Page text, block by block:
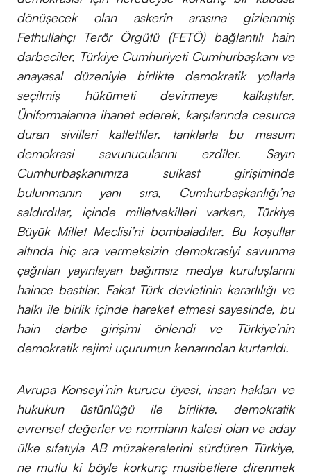
dönüşecek olan askerin arasına gizlenmiş
Fethullahçı Terör Örgütü (FETÖ) bağlantılı hain
darbeciler, Türkiye Cumhuriyeti Cumhurbaşkanı ve
anayasal düzeniyle birlikte demokratik yollarla
seçilmiş hükümeti devirmeye kalkıştılar.
Üniformalarına ihanet ederek, karşılarında cesurca
duran sivilleri katlettiler, tanklarla bu masum
demokrasi savunucularını ezdiler. Sayın
Cumhurbaşkanımıza suikast girişiminde
bulunmanın yanı sıra, Cumhurbaşkanlığı’na
saldırdılar, içinde milletvekilleri varken, Türkiye
Büyük Millet Meclisi’ni bombaladılar. Bu koşullar
altında hiç ara vermeksizin demokrasiyi savunma
çağrıları yayınlayan bağımsız medya kuruluşlarını
haince bastılar. Fakat Türk devletinin kararlılığı ve
halkı ile birlik içinde hareket etmesi sayesinde, bu
hain darbe girişimi önlendi ve Türkiye’nin
demokratik rejimi uçurumun kenarından kurtarıldı.
Avrupa Konseyi’nin kurucu üyesi, insan hakları ve
hukukun üstünlüğü ile birlikte, demokratik
evrensel değerler ve normların kalesi olan ve aday
ülke sıfatıyla AB müzakerelerini sürdüren Türkiye,
ne mutlu ki böyle korkunç musibetlere direnmek